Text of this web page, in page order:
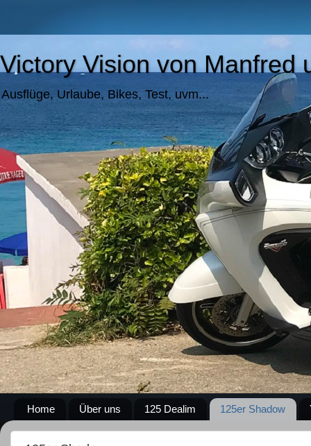
Victory Vision von Manfred
Ausflüge, Urlaube, Bikes, Test, uvm...
Home Über uns 125 Dealim 125er Shadow